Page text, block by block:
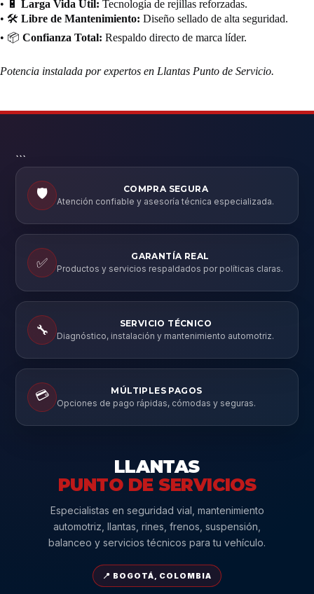
• 🔋 Larga Vida Útil: Tecnología de rejillas reforzadas.
• 🛠️ Libre de Mantenimiento: Diseño sellado de alta seguridad.
• 📦 Confianza Total: Respaldo directo de marca líder.
Potencia instalada por expertos en Llantas Punto de Servicio.
```
🛡️
COMPRA SEGURA
Atención confiable y asesoría técnica especializada.
✅
GARANTÍA REAL
Productos y servicios respaldados por políticas claras.
🔧
SERVICIO TÉCNICO
Diagnóstico, instalación y mantenimiento automotriz.
💳
MÚLTIPLES PAGOS
Opciones de pago rápidas, cómodas y seguras.
LLANTAS
PUNTO DE SERVICIOS
Especialistas en seguridad vial, mantenimiento
automotriz, llantas, rines, frenos, suspensión,
balanceo y servicios técnicos para tu vehículo.
📍 BOGOTÁ, COLOMBIA